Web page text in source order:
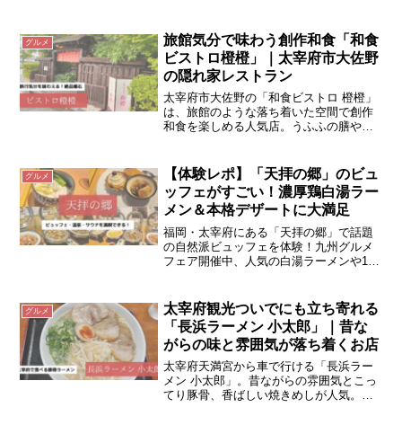
グルメ
旅館気分で味わう創作和食「和食
ビストロ橙橙」｜太宰府市大佐野
の隠れ家レストラン
太宰府市大佐野の「和食ビストロ 橙橙」
は、旅館のような落ち着いた空間で創作
和食を楽しめる人気店。うふふの膳や霧
スが半額になる特典も！
グルメ
【体験レポ】「天拝の郷」のビュ
ッフェがすごい！濃厚鶏白湯ラー
メン＆本格デザートに大満足
福岡・太宰府にある「天拝の郷」で話題
の自然派ビュッフェを体験！九州グルメ
フェア開催中、人気の白湯ラーメンや15
周辺の観光と組み合わせるのもおすすめ
です。
グルメ
太宰府観光ついでにも立ち寄れる
「長浜ラーメン 小太郎」｜昔な
がらの味と雰囲気が落ち着くお店
太宰府天満宮から車で行ける「長浜ラー
メン 小太郎」。昔ながらの雰囲気とこっ
てり豚骨、香ばしい焼きめしが人気。広